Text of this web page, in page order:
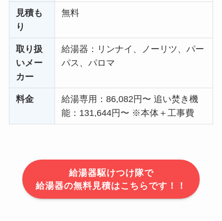
見積も
り
無料
取り扱
いメー
カー
給湯器：リンナイ、ノーリツ、パー
パス、パロマ
料金
給湯専用：86,082円〜 追い焚き機
能：131,644円〜 ※本体＋工事費
給湯器駆けつけ隊で
給湯器の無料見積はこちらです！！